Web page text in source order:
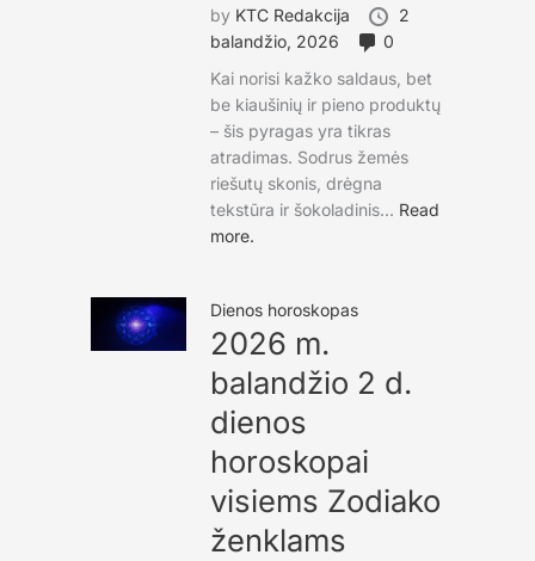
by KTC Redakcija
2
balandžio, 2026
0
Kai norisi kažko saldaus, bet
be kiaušinių ir pieno produktų
– šis pyragas yra tikras
atradimas. Sodrus žemės
riešutų skonis, drėgna
tekstūra ir šokoladinis... Read
more.
Dienos horoskopas
2026 m.
balandžio 2 d.
dienos
horoskopai
visiems Zodiako
ženklams